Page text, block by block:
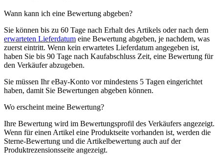
Wann kann ich eine Bewertung abgeben?
Sie können bis zu 60 Tage nach Erhalt des Artikels oder nach dem
erwarteten Lieferdatum eine Bewertung abgeben, je nachdem, was
zuerst eintritt. Wenn kein erwartetes Lieferdatum angegeben ist,
haben Sie bis 90 Tage nach Kaufabschluss Zeit, eine Bewertung für
den Verkäufer abzugeben.
Sie müssen Ihr eBay-Konto vor mindestens 5 Tagen eingerichtet
haben, damit Sie Bewertungen abgeben können.
Wo erscheint meine Bewertung?
Ihre Bewertung wird im Bewertungsprofil des Verkäufers angezeigt.
Wenn für einen Artikel eine Produktseite vorhanden ist, werden die
Sterne-Bewertung und die Artikelbewertung auch auf der
Produktrezensionsseite angezeigt.